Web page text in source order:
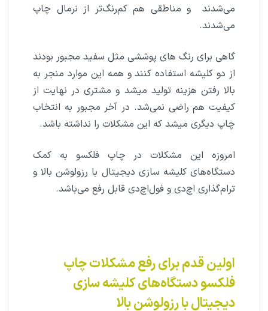
می‌شدند و مناطقی هم کم‌رنگ‌تر از نرمال چاپ
می‌شدند.
گاهی برای رنگ های پوششی مثل سفید مجبور بودند
از دو کلیشه استفاده کنند و همه این موارد منجر به
بالا رفتن هزینه تولید میشد و مشتری در نهایت از
کیفیت هم راضی نمی‌شد. در آخر مجبور به انتخاب
چاپ دیگری میشد که این مشکلات را نداشته باشد.
امروزه این مشکلات در چاپ فلکسو به کمک
دستگاه‌های کلیشه سازی دیجیتال با رزولوشن بالا و
ترام‌گذاری اچ‌دی و فول‌اچ‌دی قابل رفع می‌باشد.
اولین قدم برای رفع مشکلات چاپ
فلکسو دستگاه‌های کلیشه سازی
دیجیتال با رزولوشن بالا